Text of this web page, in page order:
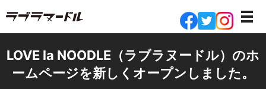
LOVE la NOODLE（ラブラヌードル）のホ
ームページを新しくオープンしました。